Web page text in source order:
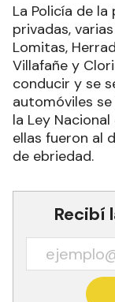
La Policía de
privadas,
Lomitas,
Villafañe y
conducir y se
automóviles
la Ley
ellas fueron al
de ebriedad.
Recibí